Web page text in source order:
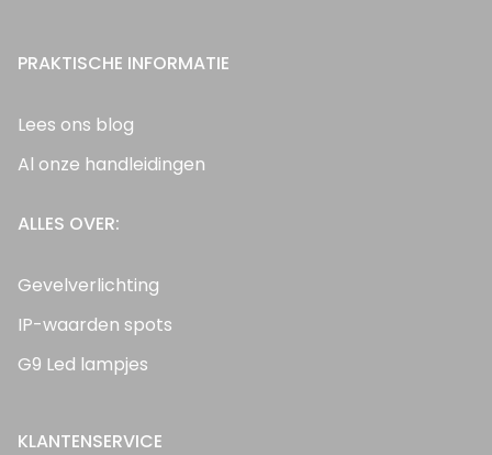
PRAKTISCHE INFORMATIE
Lees ons blog
Al onze handleidingen
ALLES OVER:
Gevelverlichting
IP-waarden spots
G9 Led lampjes
KLANTENSERVICE